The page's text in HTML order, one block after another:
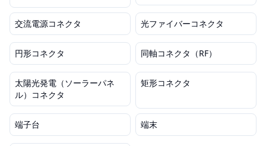
交流電源コネクタ 光ファイバーコネクタ
円形コネクタ 同軸コネクタ（RF）
太陽光発電（ソーラーパネ
ル）コネクタ
矩形コネクタ
端子台 端末